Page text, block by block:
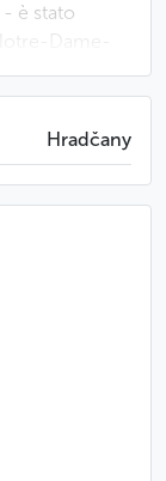
è stato
Dame-
tra il
un
Il
di frati
Hradčany